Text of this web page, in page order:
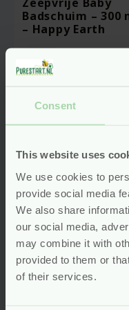
Consent
This website uses
We use cookies to
provide social media
We also share
our social media,
may combine it with
provided to them or
of their services.
Badschuim – 300
– Happy Earth
vegan
Bekijken